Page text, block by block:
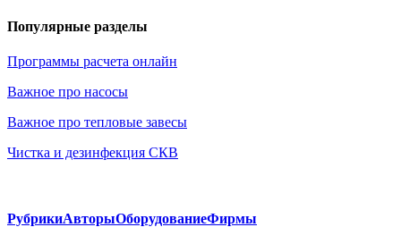
Популярные разделы
Программы расчета онлайн
Важное про насосы
Важное про тепловые завесы
Чистка и дезинфекция СКВ
РубрикиАвторыОборудованиеФирмы